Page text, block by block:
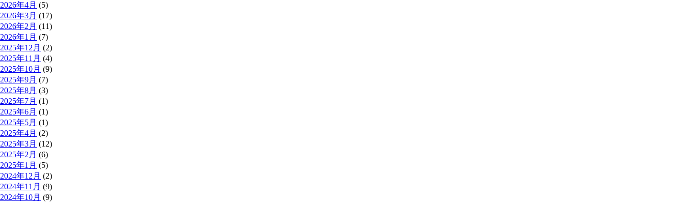
2026年4月 (5)
2026年3月 (17)
2026年2月 (11)
2026年1月 (7)
2025年12月 (2)
2025年11月 (4)
2025年10月 (9)
2025年9月 (7)
2025年8月 (3)
2025年7月 (1)
2025年6月 (1)
2025年5月 (1)
2025年4月 (2)
2025年3月 (12)
2025年2月 (6)
2025年1月 (5)
2024年12月 (2)
2024年11月 (9)
2024年10月 (9)